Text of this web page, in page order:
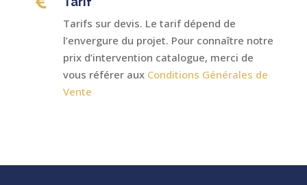
Tarifs sur devis. Le tarif dépend de
l’envergure du projet. Pour connaître notre
prix d’intervention catalogue, merci de
vous référer aux Conditions Générales de
Vente